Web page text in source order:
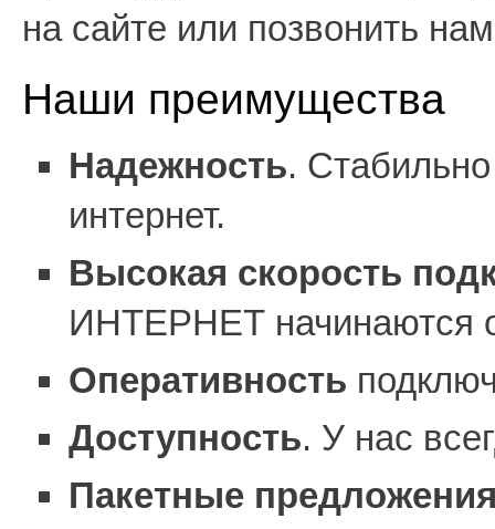
на сайте или позвонить
Наши преимущества
Надежность.
интернет.
Высокая скорость
ИНТЕРНЕТ начинаются
Оперативность
Доступность. У нас
Пакетные